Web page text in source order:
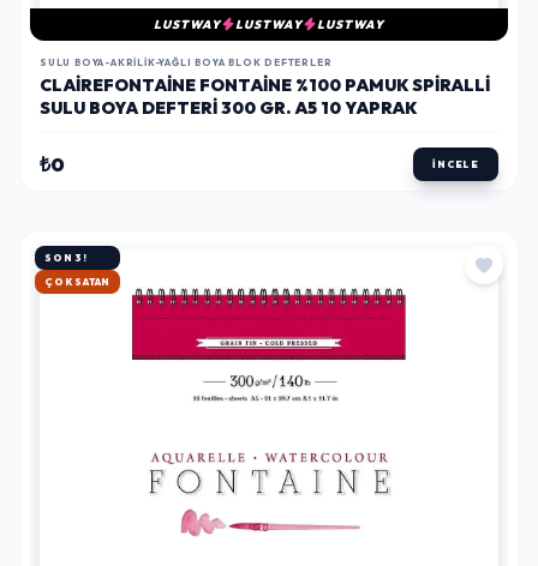
LUSTWAY LUSTWAY LUSTWAY
SULU BOYA-AKRILIK-YAĞLI BOYA BLOK DEFTERLER
CLAIREFONTAINE FONTAINE %100 PAMUK SPIRALLI
SULU BOYA DEFTERI 300 GR. A5 10 YAPRAK
₺0 İNCELE
SON 3!
HIZLI KARGO